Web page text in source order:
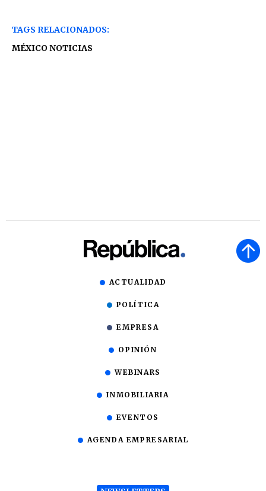
TAGS RELACIONADOS:
MÉXICO NOTICIAS
ACTUALIDAD
POLÍTICA
EMPRESA
OPINIÓN
WEBINARS
INMOBILIARIA
EVENTOS
AGENDA EMPRESARIAL